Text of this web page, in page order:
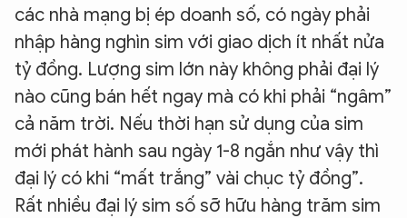
các nhà mạng bị ép doanh số, có ngày phải
nhập hàng nghìn sim với giao dịch ít nhất nửa
tỷ đồng. Lượng sim lớn này không phải đại lý
nào cũng bán hết ngay mà có khi phải “ngâm”
cả năm trời. Nếu thời hạn sử dụng của sim
mới phát hành sau ngày 1-8 ngắn như vậy thì
đại lý có khi “mất trắng” vài chục tỷ đồng”.
Rất nhiều đại lý sim số sỡ hữu hàng trăm sim